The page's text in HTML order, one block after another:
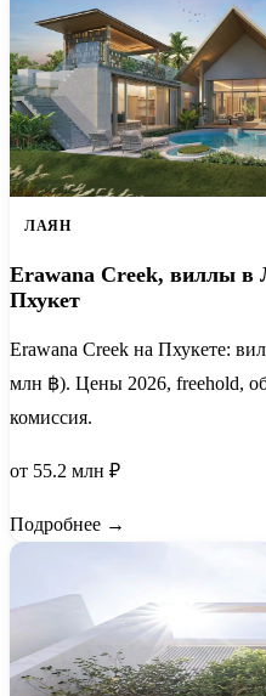
ЛАЯН
Erawana Creek, виллы в
Пхукет
Erawana Creek на Пхукете:
млн ฿). Цены 2026, freehold,
комиссия.
от 55.2 млн ₽
Подробнее →